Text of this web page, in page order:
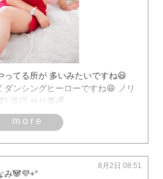
ってる所が 多いみたいですね😃
ダンシングヒーローですね😁 ノリ
) 浜辺 せり菜🌈
more
み‪🐼💜+°
8月2日 08:51